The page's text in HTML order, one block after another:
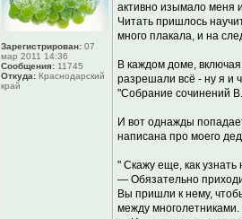
Зарегистрирован: 07
мар 2011 14:36
Сообщения: 11745
Откуда: Краснодарский
край
активно изымало меня
Читать пришлось
много плакала, и на
В каждом доме,
разрешали всё - ну я и
"Собрание сочинений
И вот однажды
написана про моего
" Скажу еще, как
— Обязательно
Вы пришли к нему,
между многолетниками.